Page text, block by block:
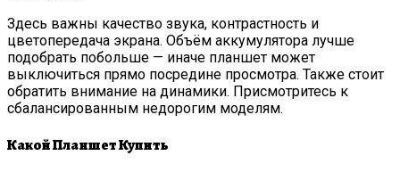
Здесь важны качество звука, контрастность и
цветопередача экрана. Объём аккумулятора лучше
подобрать побольше — иначе планшет может
выключиться прямо посредине просмотра. Также стоит
обратить внимание на динамики. Присмотритесь к
сбалансированным недорогим моделям.
Какой Планшет Купить